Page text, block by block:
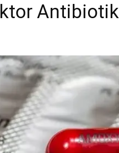
Antibiotik